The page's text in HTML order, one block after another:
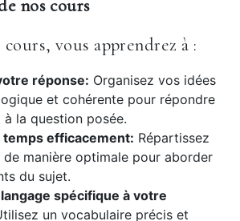
nos cours
vous apprendrez à :
réponse: Organisez vos idées
et cohérente pour répondre
à la question posée.
efficacement: Répartissez
manière optimale pour aborder
du sujet.
spécifique à votre
un vocabulaire précis et